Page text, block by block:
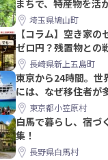
まちで、特産物を活
PRメンバー募集！
埼玉県鳩山町
【コラム】空き家
ゼロ円？残置物との
教訓｜新上五島町
長崎県新上五島町
東京から24時間。世
には、なぜ移住者が
みた東京都小笠原村
白馬で暮らし、宿づ
集！
長野県白馬村